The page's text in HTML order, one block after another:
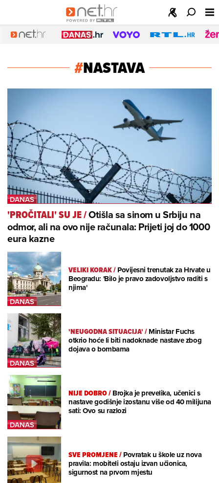
#NASTAVA
'PROČITALI' SU JE/Otišla sa sinom u Srbiju na
odmor, ali na ovo nije računala: Prijeti joj do 1000
eura kazne
VELIKI KORAK/Povijesni trenutak za Hrvate u
Beogradu: 'Bilo je pravo zadovoljstvo raditi s
njima'
'NEUGODNA SITUACIJA'/Ministar Fuchs
otkrio hoće li biti nadoknade nastave zbog
dojava o bombama
NIJE DOBRO/Brojka je prevelika, učenici s
nastave godišnje izostanu više od 40 milijuna
sati: Ovo su razlozi
SVE PROMJENE/Povratak u škole uz nova
pravila: mobiteli ostaju izvan učionica,
sigurnost na prvom mjestu